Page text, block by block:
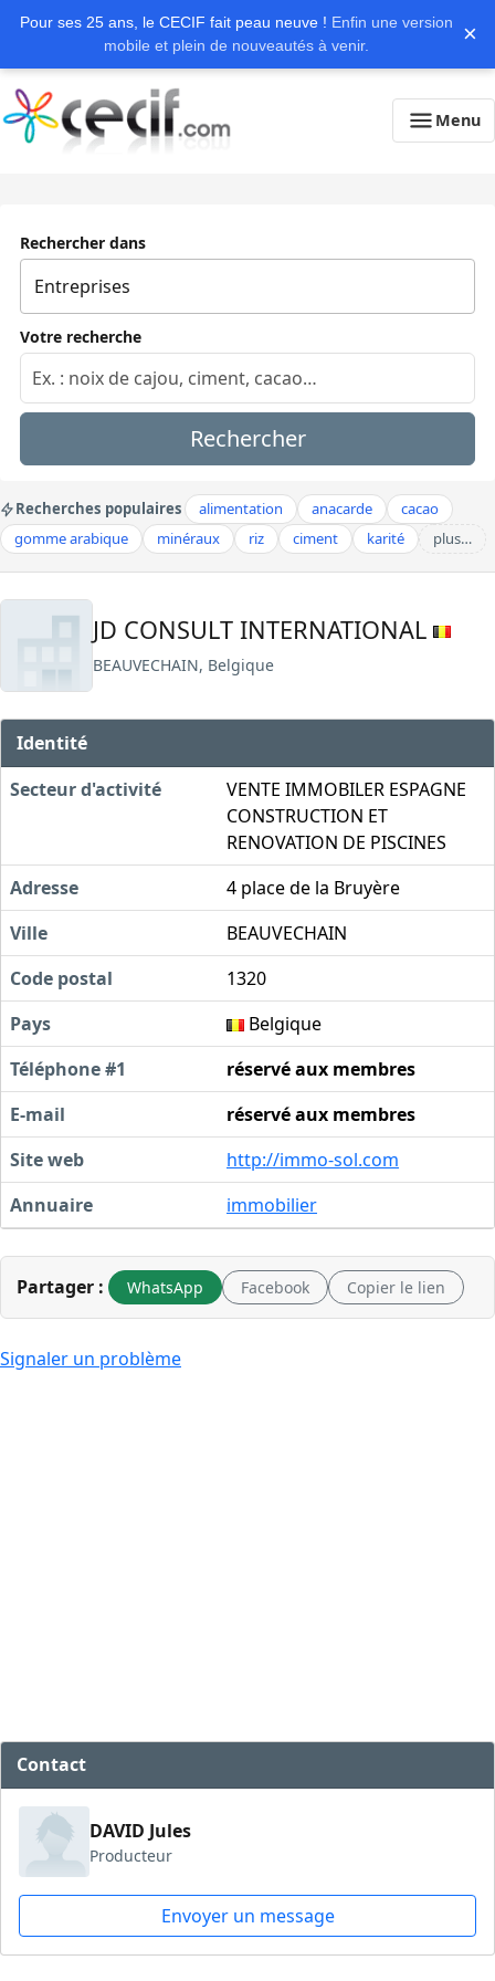
Pour ses 25 ans, le CECIF fait peau neuve ! Enfin une version
mobile et plein de nouveautés à venir.
×
Menu
Rechercher dans
Votre recherche
Rechercher
Recherches populaires alimentation anacarde
cacao
gomme arabique
minéraux riz ciment karité plus…
JD CONSULT INTERNATIONAL
BEAUVECHAIN, Belgique
Identité
Secteur d'activité
VENTE IMMOBILER ESPAGNE
CONSTRUCTION ET
RENOVATION DE PISCINES
Adresse
4 place de la Bruyère
Ville
BEAUVECHAIN
Code postal
1320
Pays
Belgique
Téléphone #1
réservé aux membres
E-mail
réservé aux membres
Site web
http://immo-sol.com
Annuaire
immobilier
Partager : WhatsApp Facebook Copier le lien
Signaler un problème
Contact
DAVID Jules
Producteur
Envoyer un message